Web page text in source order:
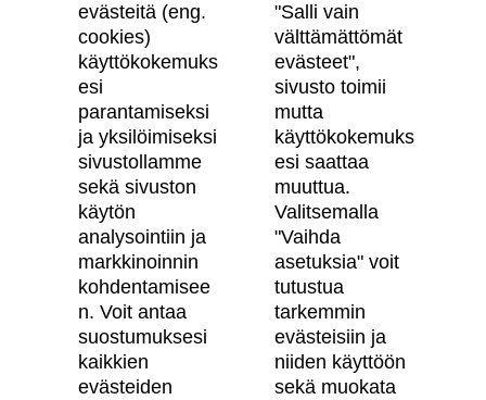
Skanska Kodit
Artikkelit
Digitaalinen asuntokauppa
Asiakkaiden kokemuksia meistä
Vastuullisuus
Tietosuojaseloste
Käyttöehdot
Evästeasetukset
evästeitä (eng.
cookies)
käyttökokemuks
esi
parantamiseksi
ja yksilöimiseksi
sivustollamme
sekä sivuston
käytön
analysointiin ja
markkinoinnin
kohdentamisee
n. Voit antaa
suostumuksesi
kaikkien
evästeiden
"Salli vain
välttämättömät
evästeet",
sivusto toimii
mutta
käyttökokemuks
esi saattaa
muuttua.
Valitsemalla
"Vaihda
asetuksia" voit
tutustua
tarkemmin
evästeisiin ja
niiden käyttöön
sekä muokata